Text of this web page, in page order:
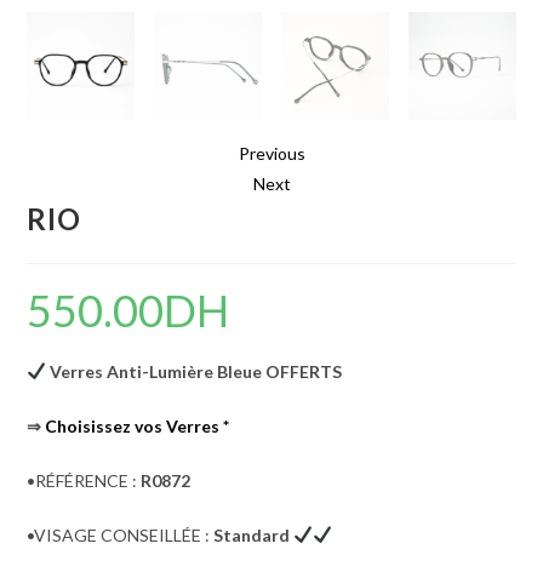
Previous
Next
RIO
550.00DH
Verres Anti-Lumière Bleue OFFERTS
⇒ Choisissez vos Verres*
•RÉFÉRENCE : R0872
•VISAGE CONSEILLÉE :Standard